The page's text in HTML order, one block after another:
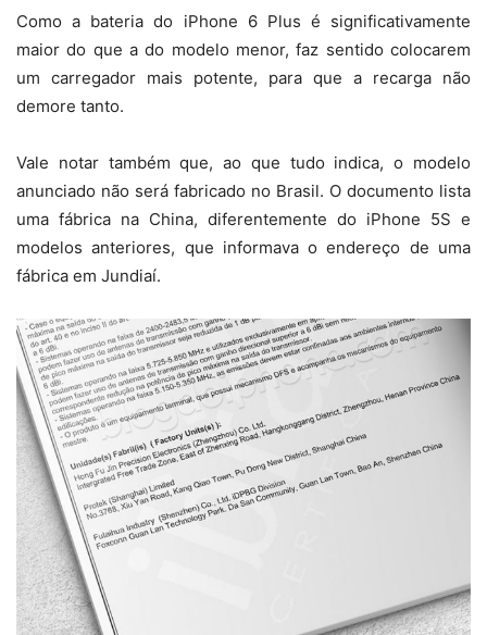
Como a bateria do iPhone 6 Plus é significativamente
maior do que a do modelo menor, faz sentido colocarem
um carregador mais potente, para que a recarga não
demore tanto.
Vale notar também que, ao que tudo indica, o modelo
anunciado não será fabricado no Brasil. O documento lista
uma fábrica na China, diferentemente do iPhone 5S e
modelos anteriores, que informava o endereço de uma
fábrica em Jundiaí.